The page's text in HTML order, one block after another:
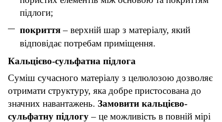
підлоги;
покриття– верхній шар з матеріалу, який
відповідає потребам приміщення.
Кальцієво-сульфатна підлога
Суміш сучасного матеріалу з целюлозою дозволяє
отримати структуру, яка добре пристосована до
значних навантажень. Замовити кальцієво-
сульфатну підлогу– це можливість в повній мірі